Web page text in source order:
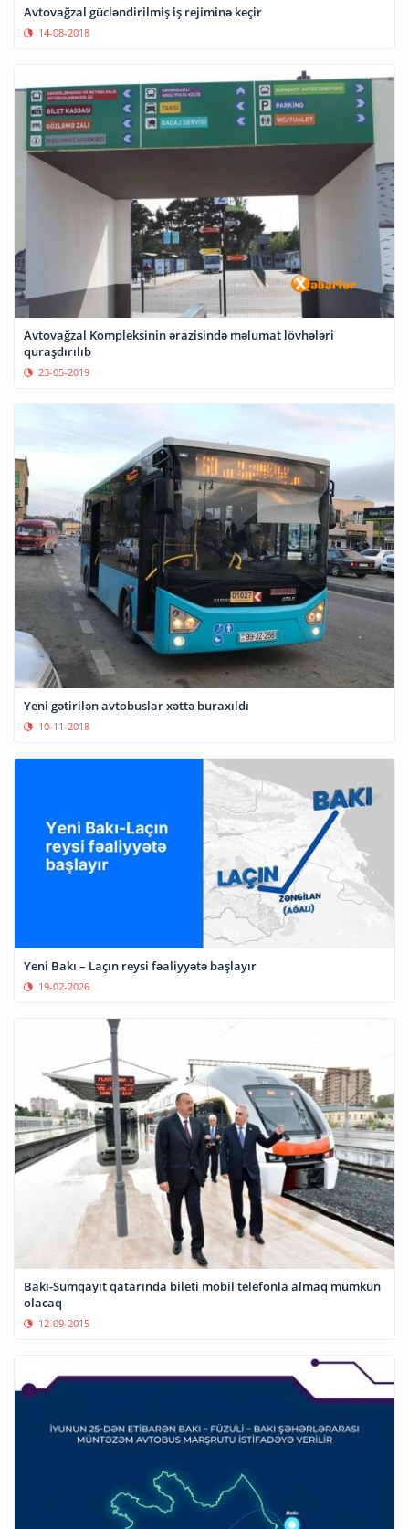
Avtovağzal gücləndirilmiş iş rejiminə keçir
14-08-2018
Avtovağzal Kompleksinin ərazisində məlumat lövhələri
quraşdırılıb
23-05-2019
Yeni gətirilən avtobuslar xəttə buraxıldı
10-11-2018
Yeni Bakı – Laçın reysi fəaliyyətə başlayır
19-02-2026
Bakı-Sumqayıt qatarında bileti mobil telefonla almaq mümkün
olacaq
12-09-2015